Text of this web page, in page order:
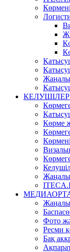
Көрме
Фото
Ресми
Бақ